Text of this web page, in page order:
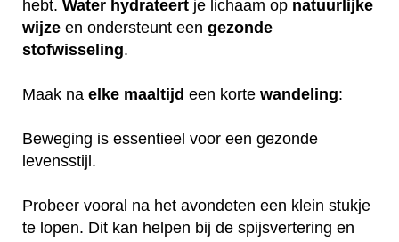
hebt. Water hydrateert je lichaam op natuurlijke
wijze en ondersteunt een gezonde
stofwisseling.
Maak na elke maaltijd een korte wandeling:
Beweging is essentieel voor een gezonde
levensstijl.
Probeer vooral na het avondeten een klein stukje
te lopen. Dit kan helpen bij de spijsvertering en